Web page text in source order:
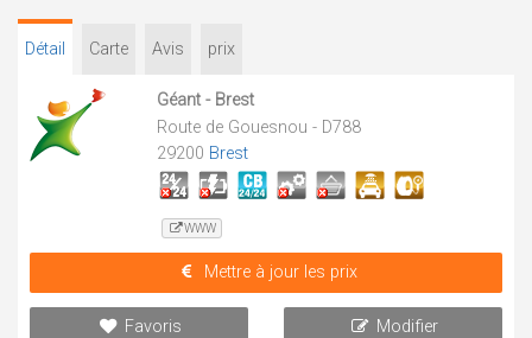
Détail Carte Avis prix
Géant - Brest
Route de Gouesnou - D788
29200 Brest
WWW
Mettre à jour les prix
Favoris Modifier